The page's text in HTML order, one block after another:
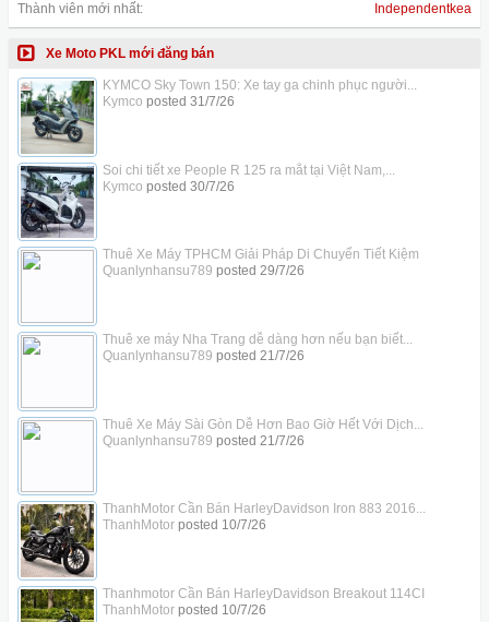
Thành viên mới nhất:
Independentkea
Xe Moto PKL mới đăng bán
KYMCO Sky Town 150: Xe tay ga chinh phục người...
Kymco posted 31/7/26
Soi chi tiết xe People R 125 ra mắt tại Việt Nam,...
Kymco posted 30/7/26
Thuê Xe Máy TPHCM Giải Pháp Di Chuyển Tiết Kiệm
Quanlynhansu789 posted 29/7/26
Thuê xe máy Nha Trang dễ dàng hơn nếu bạn biết...
Quanlynhansu789 posted 21/7/26
Thuê Xe Máy Sài Gòn Dễ Hơn Bao Giờ Hết Với Dịch...
Quanlynhansu789 posted 21/7/26
ThanhMotor Cần Bán HarleyDavidson Iron 883 2016...
ThanhMotorposted 10/7/26
Thanhmotor Cần Bán HarleyDavidson Breakout 114CI
ThanhMotorposted 10/7/26